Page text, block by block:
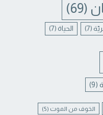
(69)
(7) الحياة (7)
(9)
الخوف من الموت (5)